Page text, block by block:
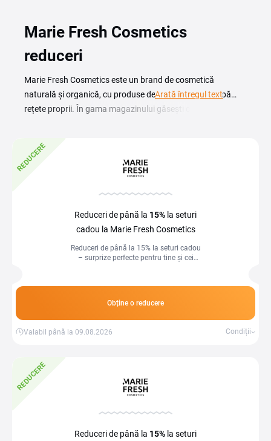
Marie Fresh Cosmetics
reduceri
Marie Fresh Cosmetics este un brand de cosmetică
naturală și organică, cu produse de îngrijire create după
rețete proprii. În gama magazinului găsești creme, seruri,
Cosmetics cumperi aceste produse de îngrijire la un preț
mai bun. Pe această pagină verifici codurile și promoțiile
potrivit, introdu-l în coș și plătești mai puțin direct la
finalizarea comenzii. Un cupon poate fi disponibil în
anumite perioade, mai ales în timpul campaniilor de
Arată întregul text
REDUCERE
Reduceri de până la 15% la seturi
cadou la Marie Fresh Cosmetics
Reduceri de până la 15% la seturi cadou
– surprize perfecte pentru tine și cei
Obține o reducere
Valabil până la 09.08.2026 Condiții
REDUCERE
Reduceri de până la 15% la seturi